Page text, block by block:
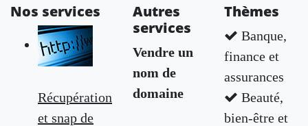
Nos services
Récupération
et snap de
Autres
services
Vendre un
nom de
domaine
Thèmes
Banque,
finance et
assurances
Beauté,
bien-être et